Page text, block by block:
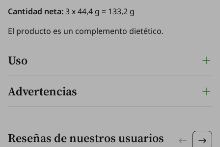
Cantidad neta:3 x44,4 g = 133,2 g
El producto es un complemento dietético.
Uso
Advertencias
Reseñas de nuestros usuarios